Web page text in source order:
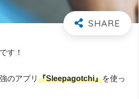
す！
のアプリ 『Sleepagotchi』を使っ